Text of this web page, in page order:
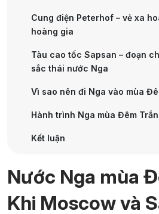
Cung điện Peterhof – vẻ xa
hoàng gia
Tàu cao tốc Sapsan – đoạn
sắc thái nước Nga
Vì sao nên đi Nga vào mùa
Hành trình Nga mùa Đêm
Kết luận
Nước Nga mùa
Khi Moscow và